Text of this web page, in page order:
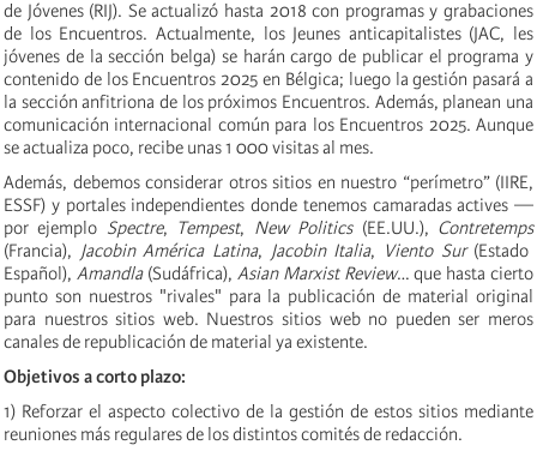
de Jóvenes (RIJ). Se actualizó hasta 2018 con programas y grabaciones
de los Encuentros. Actualmente, los Jeunes anticapitalistes (JAC, les
jóvenes de la sección belga) se harán cargo de publicar el programa y
contenido de los Encuentros 2025 en Bélgica; luego la gestión pasará a
la sección anfitriona de los próximos Encuentros. Además, planean una
comunicación internacional común para los Encuentros 2025. Aunque
se actualiza poco, recibe unas 1 000 visitas al mes.
Además, debemos considerar otros sitios en nuestro “perímetro” (IIRE,
ESSF) y portales independientes donde tenemos camaradas actives —
por ejemplo Spectre, Tempest, New Politics(EE.UU.), Contretemps
(Francia), Jacobin América Latina, Jacobin Italia, Viento Sur(Estado
Español), Amandla(Sudáfrica), Asian Marxist Review… que hasta cierto
punto son nuestros "rivales" para la publicación de material original
para nuestros sitios web. Nuestros sitios web no pueden ser meros
canales de republicación de material ya existente.
Objetivos a corto plazo:
1) Reforzar el aspecto colectivo de la gestión de estos sitios mediante
reuniones más regulares de los distintos comités de redacción.